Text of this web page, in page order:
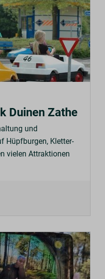
Duinen Zathe
und
Hüpfburgen, Kletter-
vielen Attraktionen